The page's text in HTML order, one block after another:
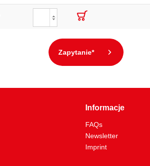
Zapytanie*
Informacje
FAQs
Newsletter
Imprint